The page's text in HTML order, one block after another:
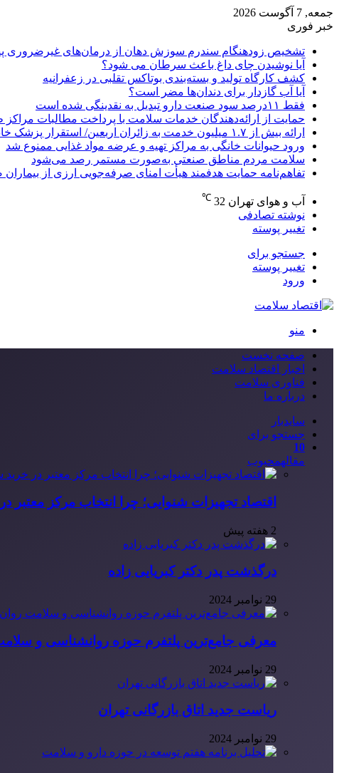
جمعه, 7 آگوست 2026
خبر فوری
تشخیص زودهنگام سندرم سوزش دهان از درمان‌های غیرضروری
آیا نوشیدن چای داغ باعث سرطان می شود؟
کشف کارگاه تولید و بسته‌بندی بوتاکس تقلبی در زعفرانیه
آیا آب گازدار برای دندان‌ها مضر است؟
فقط ۱۱‌درصد سود صنعت دارو تبدیل به نقدینگی شده است
حمایت از ارائه‌دهندگان خدمات سلامت با پرداخت مطالبات
ارائه بیش از ۱.۷ میلیون خدمت به زائران اربعین/ استقرار پزشک خانواده در ۶۴ شهرستان
ورود حیوانات خانگی به مراکز تهیه و عرضه مواد غذایی ممنوع شد
سلامت مردم مناطق صنعتی به‌صورت مستمر رصد می‌شود
تفاهم‌نامه حمایت هدفمند هیأت امنای صرفه‌جویی ارزی از
آب و هوای تهران 32
℃
نوشته تصادفی
تغییر پوسته
جستجو برای
تغییر پوسته
ورود
منو
صفحه نخست
اخبار اقتصاد سلامت
فناوری سلامت
درباره ما
سایدبار
جستجو برای
10
مقالهمحبوب
اقتصاد تجهیزات شنوایی؛ چرا انتخاب مرکز
2 هفته پیش
درگذشت پدر دکتر کبریایی زاده
29 نوامبر 2024
معرفی جامع‌ترین پلتفرم حوزه روانشناسی و
29 نوامبر 2024
ریاست جدید اتاق بازرگانی تهران
29 نوامبر 2024